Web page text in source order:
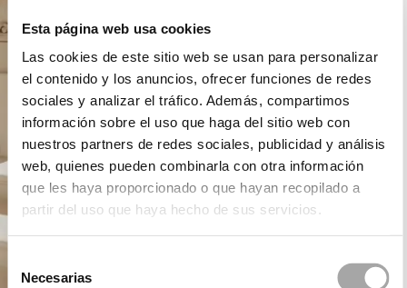
Esta página web usa cookies
Las cookies de este sitio web se usan para personalizar
el contenido y los anuncios, ofrecer funciones de redes
sociales y analizar el tráfico. Además, compartimos
información sobre el uso que haga del sitio web con
nuestros partners de redes sociales, publicidad y análisis
web, quienes pueden combinarla con otra información
que les haya proporcionado o que hayan recopilado a
partir del uso que haya hecho de sus servicios.
Necesarias